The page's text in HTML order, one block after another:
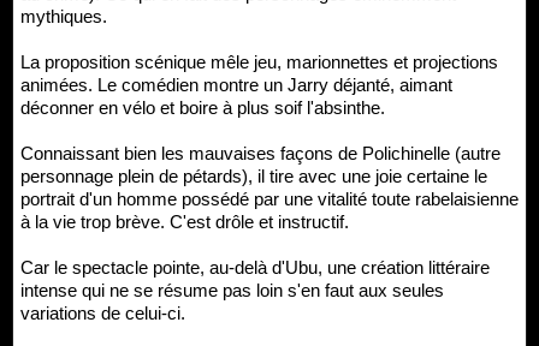
mythiques.
La proposition scénique mêle jeu, marionnettes et projections
animées. Le comédien montre un Jarry déjanté, aimant
déconner en vélo et boire à plus soif l'absinthe.
Connaissant bien les mauvaises façons de Polichinelle (autre
personnage plein de pétards), il tire avec une joie certaine le
portrait d'un homme possédé par une vitalité toute rabelaisienne
à la vie trop brève. C'est drôle et instructif.
Car le spectacle pointe, au-delà d'Ubu, une création littéraire
intense qui ne se résume pas loin s'en faut aux seules
variations de celui-ci.